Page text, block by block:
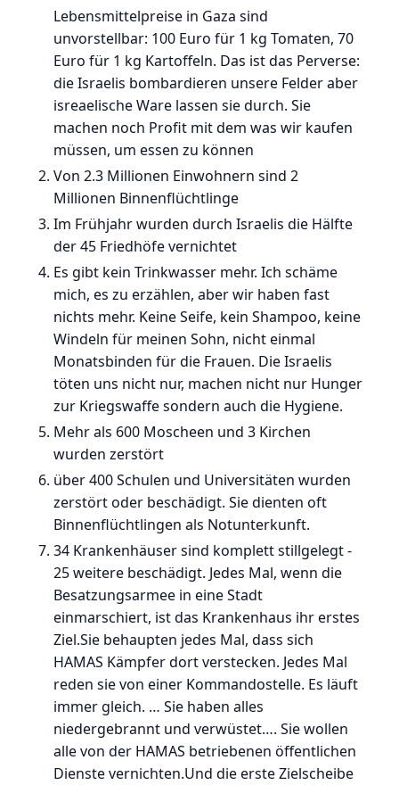
Lebensmittelpreise in Gaza sind
unvorstellbar: 100 Euro für 1 kg Tomaten, 70
Euro für 1 kg Kartoffeln. Das ist das Perverse:
die Israelis bombardieren unsere Felder aber
isreaelische Ware lassen sie durch. Sie
machen noch Profit mit dem was wir kaufen
müssen, um essen zu können
Von 2.3 Millionen Einwohnern sind 2
Millionen Binnenflüchtlinge
Im Frühjahr wurden durch Israelis die Hälfte
der 45 Friedhöfe vernichtet
Es gibt kein Trinkwasser mehr. Ich schäme
mich, es zu erzählen, aber wir haben fast
nichts mehr. Keine Seife, kein Shampoo, keine
Windeln für meinen Sohn, nicht einmal
Monatsbinden für die Frauen. Die Israelis
töten uns nicht nur, machen nicht nur Hunger
zur Kriegswaffe sondern auch die Hygiene.
Mehr als 600 Moscheen und 3 Kirchen
wurden zerstört
über 400 Schulen und Universitäten wurden
zerstört oder beschädigt. Sie dienten oft
Binnenflüchtlingen als Notunterkunft.
34 Krankenhäuser sind komplett stillgelegt -
25 weitere beschädigt. Jedes Mal, wenn die
Besatzungsarmee in eine Stadt
einmarschiert, ist das Krankenhaus ihr erstes
Ziel.Sie behaupten jedes Mal, dass sich
HAMAS Kämpfer dort verstecken. Jedes Mal
reden sie von einer Kommandostelle. Es läuft
immer gleich. … Sie haben alles
niedergebrannt und verwüstet…. Sie wollen
alle von der HAMAS betriebenen öffentlichen
Dienste vernichten.Und die erste Zielscheibe